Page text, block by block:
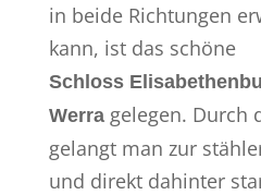
in beide Richtungen
kann, ist das schöne
Schloss
Werragelegen. Durch
gelangt man zur
und direkt dahinter